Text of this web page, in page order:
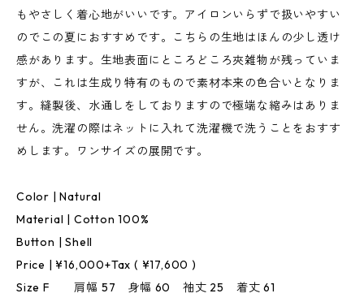
もやさしく着心地がいいです。アイロンいらずで扱いやすい
のでこの夏におすすめです。こちらの生地はほんの少し透け
感があります。生地表面にところどころ夾雑物が残っていま
すが、これは生成り特有のもので素材本来の色合いとなりま
す。縫製後、水通しをしておりますので極端な縮みはありま
せん。洗濯の際はネットに入れて洗濯機で洗うことをおすす
めします。ワンサイズの展開です。
Color | Natural
Material | Cotton 100%
Button | Shell
Price | ¥16,000+Tax ( ¥17,600 )
Size F 肩幅 57 身幅 60 袖丈 25 着丈 61